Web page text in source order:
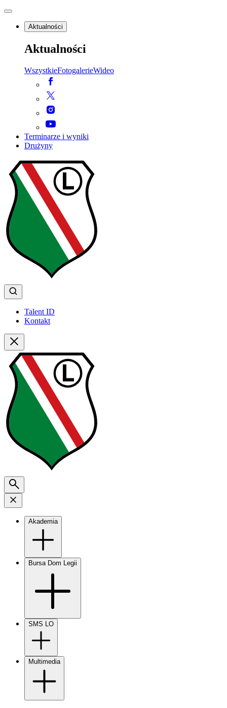
Aktualności
Aktualności
WszystkieFotogalerieWideo
Terminarze i wyniki
Drużyny
Talent ID
Kontakt
Akademia
Bursa Dom Legii
SMS LO
Multimedia